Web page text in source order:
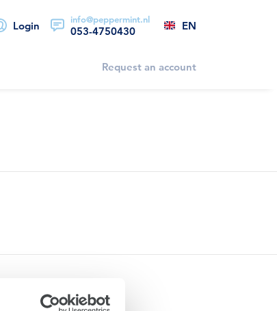
Login
info@peppermint.nl
053-4750430 EN
Request an account